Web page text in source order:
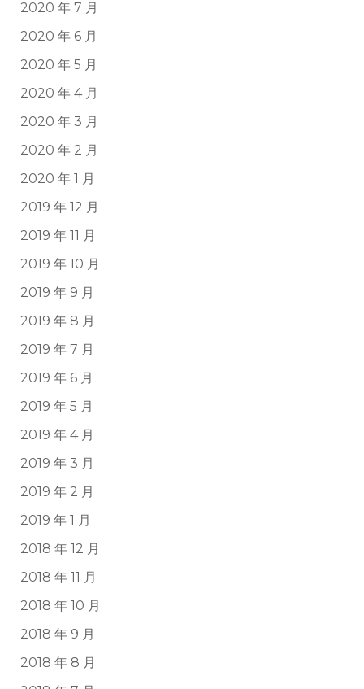
2020 年 7 月
2020 年 6 月
2020 年 5 月
2020 年 4 月
2020 年 3 月
2020 年 2 月
2020 年 1 月
2019 年 12 月
2019 年 11 月
2019 年 10 月
2019 年 9 月
2019 年 8 月
2019 年 7 月
2019 年 6 月
2019 年 5 月
2019 年 4 月
2019 年 3 月
2019 年 2 月
2019 年 1 月
2018 年 12 月
2018 年 11 月
2018 年 10 月
2018 年 9 月
2018 年 8 月